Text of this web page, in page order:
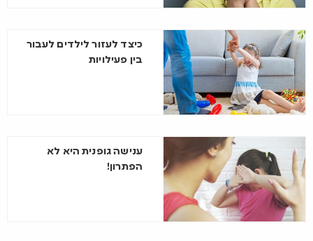
כיצד לעזור לילדים לעבור
בין פעילויות
ענישה גופנית היא לא
הפתרון!